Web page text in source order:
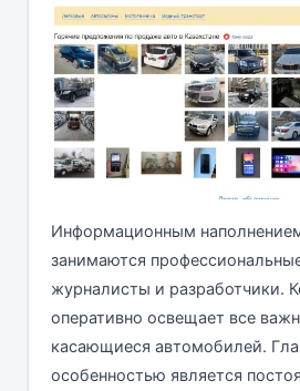
Информационным
занимаются
журналисты и разработчики.
оперативно освещает все
касающиеся автомобилей.
особенностью является